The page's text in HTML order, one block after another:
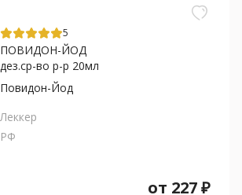
5
ПОВИДОН-ЙОД
дез.ср-во р-р 20мл
Повидон-Йод
Леккер
РФ
от 227₽